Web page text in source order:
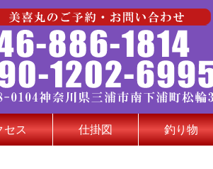
セス 仕掛図 釣り物